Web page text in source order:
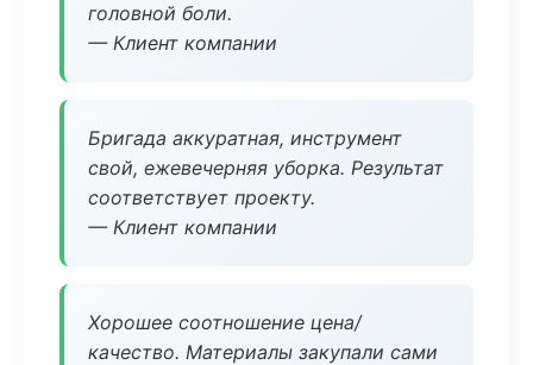
головной боли.
— Клиент компании
Бригада аккуратная, инструмент
свой, ежевечерняя уборка. Результат
соответствует проекту.
— Клиент компании
Хорошее соотношение цена/
качество. Материалы закупали сами